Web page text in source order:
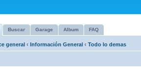
Buscar Garage Album FAQ
general ‹ Información General ‹ Todo lo demas